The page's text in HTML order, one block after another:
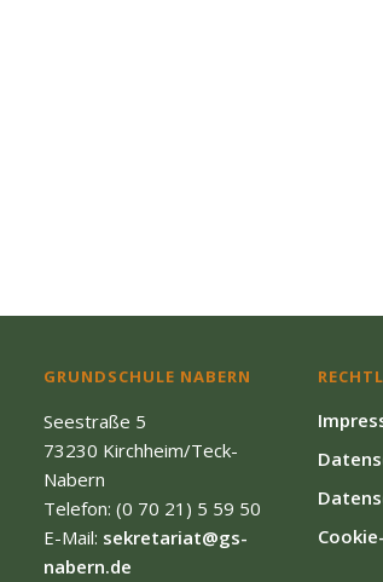
GRUNDSCHULE NABERN
Seestraße 5
73230 Kirchheim/Teck-
Nabern
Telefon: (0 70 21) 5 59 50
E-Mail: sekretariat@gs-
nabern.de